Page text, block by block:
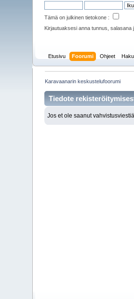
Tämä on julkinen tietokone :
Kirjautuaksesi anna tunnus, salasana
Etusivu Foorumi Ohjeet Haku
Karavaanarin keskustelufoorumi
Tiedote
Jos et ole saanut